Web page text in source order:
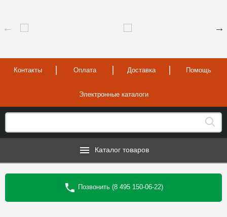
Контакты Оплата Доставка Помощь
Электронные каталоги
Каталог товаров
Позвонить (8 495 150-06-22)